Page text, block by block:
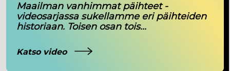
Maailman vanhimmat päihteet -
videosarjassa sukellamme eri päihteiden
historiaan. Toisen osan tois...
Katso video